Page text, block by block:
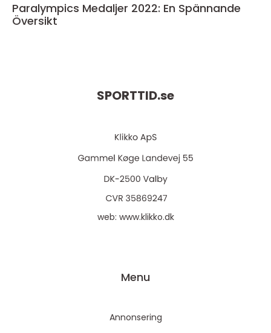
Paralympics Medaljer 2022: En Spännande
Översikt
SPORTTID.se
web: www.klikko.dk
Menu
Annonsering